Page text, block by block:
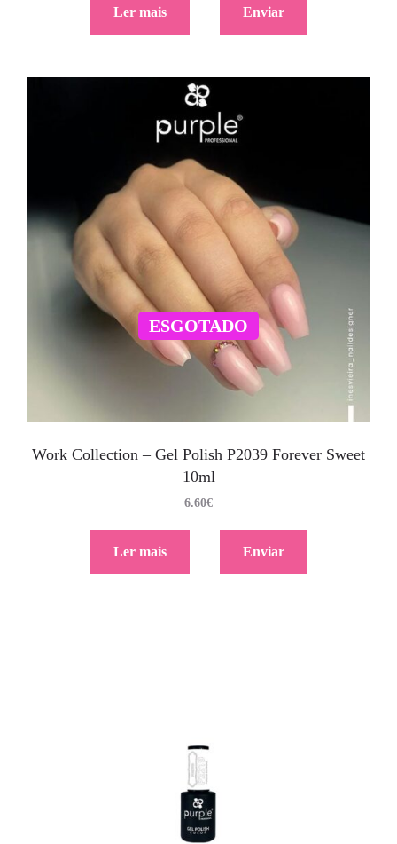
Ler mais Enviar
ESGOTADO
Work Collection – Gel Polish P2039 Forever Sweet
10ml
6.60€
Ler mais Enviar